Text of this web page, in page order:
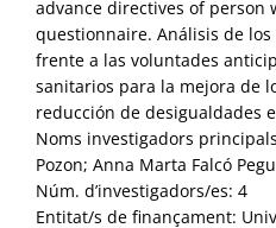
advance directives of person
questionnaire. Análisis de
frente a las voluntades
sanitarios para la mejora de
reducción de desigualdades
Noms investigadors
Pozon; Anna Marta Falcó
Núm. d’investigadors/es: 4
Entitat/s de finançament: